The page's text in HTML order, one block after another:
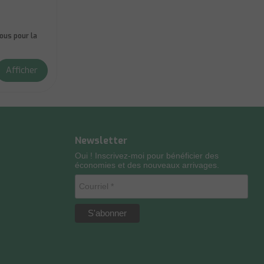
pour la
Afficher
Newsletter
Oui ! Inscrivez-moi pour bénéficier des
économies et des nouveaux arrivages.